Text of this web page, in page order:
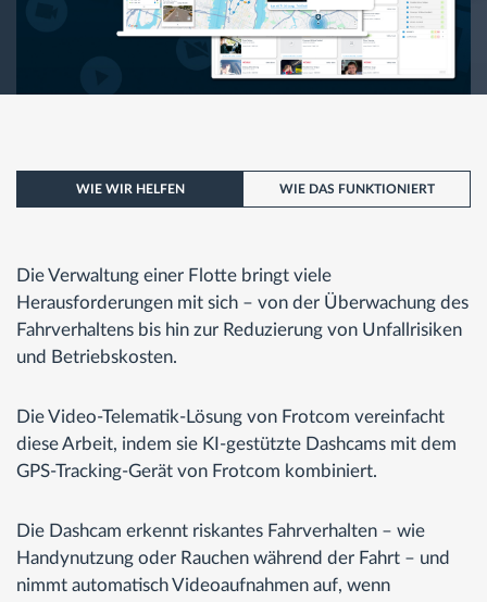
WIE WIR HELFEN WIE DAS FUNKTIONIERT
Die Verwaltung einer Flotte bringt viele
Herausforderungen mit sich – von der Überwachung des
Fahrverhaltens bis hin zur Reduzierung von Unfallrisiken
und Betriebskosten.
Die Video-Telematik-Lösung von Frotcom vereinfacht
diese Arbeit, indem sie KI-gestützte Dashcams mit dem
GPS-Tracking-Gerät von Frotcom kombiniert.
Die Dashcam erkennt riskantes Fahrverhalten – wie
Handynutzung oder Rauchen während der Fahrt – und
nimmt automatisch Videoaufnahmen auf, wenn